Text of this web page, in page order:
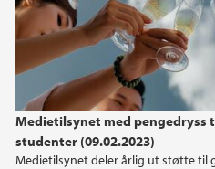
Medietilsynet med pengedryss
studenter (09.02.2023)
Medietilsynet deler årlig ut støtte til
2017